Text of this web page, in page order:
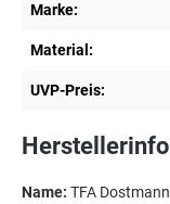
Marke:
Material:
UVP-Preis:
Name: TFA